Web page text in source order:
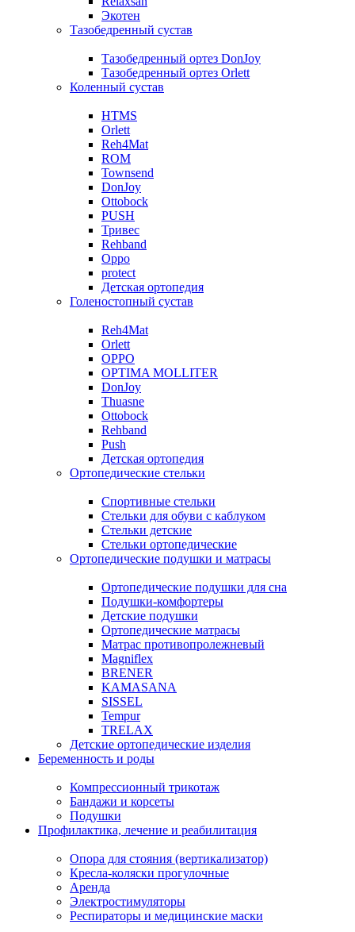
Экотен
Тазобедренный сустав
Тазобедренный ортез DonJoy
Тазобедренный ортез Orlett
Коленный сустав
HTMS
Orlett
Reh4Mat
ROM
Townsend
DonJoy
Ottobock
PUSH
Тривес
Rehband
Oppo
protect
Детская ортопедия
Голеностопный сустав
Reh4Mat
Orlett
OPPO
OPTIMA MOLLITER
DonJoy
Thuasne
Ottobock
Rehband
Push
Детская ортопедия
Ортопедические стельки
Спортивные стельки
Стельки для обуви с каблуком
Стельки детские
Стельки ортопедические
Ортопедические подушки и матрасы
Ортопедические подушки для сна
Подушки-комфортеры
Детские подушки
Ортопедические матрасы
Матрас противопролежневый
Magniflex
BRENER
KAMASANA
SISSEL
Tempur
TRELAX
Детские ортопедические изделия
Беременность и роды
Компрессионный трикотаж
Бандажи и корсеты
Подушки
Профилактика, лечение и реабилитация
Опора для стояния (вертикализатор)
Кресла-коляски прогулочные
Аренда
Электростимуляторы
Респираторы и медицинские маски